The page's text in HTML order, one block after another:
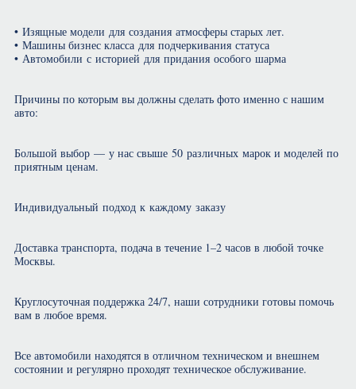
• Изящные модели для создания атмосферы старых лет.
• Машины бизнес класса для подчеркивания статуса
• Автомобили с историей для придания особого шарма
Причины по которым вы должны сделать фото именно с нашим
авто:
Большой выбор — у нас свыше 50 различных марок и моделей по
приятным ценам.
Индивидуальный подход к каждому заказу
Доставка транспорта, подача в течение 1–2 часов в любой точке
Москвы.
Круглосуточная поддержка 24/7, наши сотрудники готовы помочь
вам в любое время.
Все автомобили находятся в отличном техническом и внешнем
состоянии и регулярно проходят техническое обслуживание.